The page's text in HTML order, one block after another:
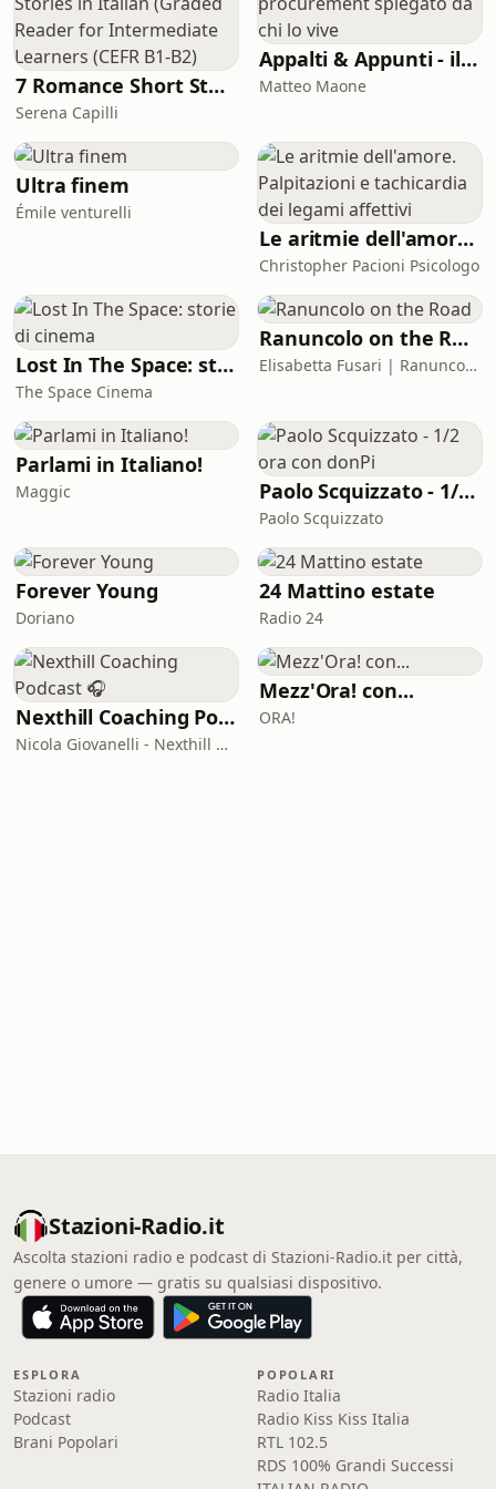
potenti d’Europa, ma un’indagine
nelle pieghe di un sistema in cui il
Banco Ambrosiano, lo IOR, la loggia
P2,
7 Romance Short Stories in Italian (Graded Reader for Intermediate Learners (CEFR B1-B2)
Serena Capilli
Appalti & Appunti - il procurement spiegato da chi lo vive
Matteo Maone
Ultra finem
Émile venturelli
Le aritmie dell'amore. Palpitazioni e tachicardia dei legami affettivi
Christopher Pacioni Psicologo
Lost In The Space: storie di cinema
The Space Cinema
Ranuncolo on the Road
Elisabetta Fusari | Ranuncolo Libri
Parlami in Italiano!
Maggic Paolo Scquizzato - 1/2 ora con donPi
Paolo Scquizzato
Forever Young
Doriano
24 Mattino estate
Radio 24
Nexthill Coaching Podcast 🎧
Nicola Giovanelli - Nexthill Coaching
Mezz'Ora! con...
ORA!
Stazioni-Radio.it
Ascolta stazioni radio e podcast di Stazioni-Radio.it per città,
genere o umore — gratis su qualsiasi dispositivo.
ESPLORA
Stazioni radio
Podcast
Brani Popolari
POPOLARI
Radio Italia
Radio Kiss Kiss Italia
RTL 102.5
RDS 100% Grandi Successi